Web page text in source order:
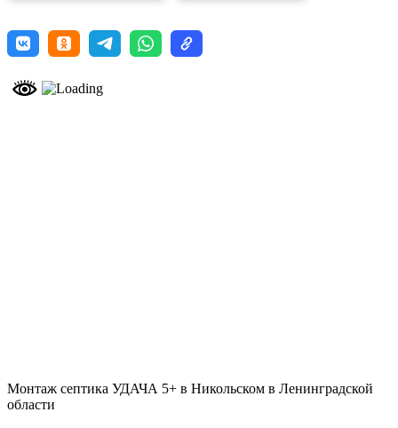
Монтаж септика УДАЧА 5+ в Никольском в Ленинградской
области